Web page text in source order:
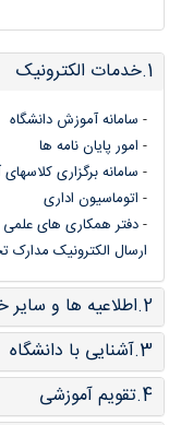
1.خدمات الکترونیک
- سامانه آموزش دانشگاه
- امور پایان نامه ها
- سامانه برگزاری کلاسهای
- اتوماسیون اداری
-دفتر همکاری های علمی
ارسال الکترونیک مدارک
2.اطلاعیه ها و سایر خدمات
3.آشنایی با دانشگاه
4.تقویم آموزشی